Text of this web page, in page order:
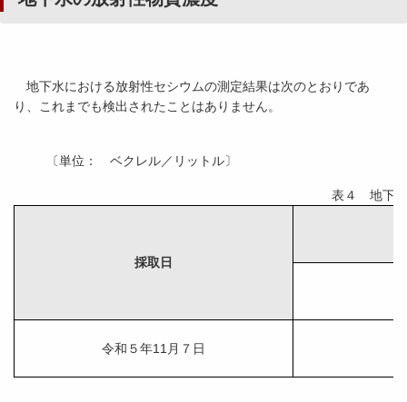
地下水における放射性セシウムの測定結果は次のとおりであ
り、これまでも検出されたことはありません。
〔単位： ベクレル／リットル〕
表４ 地下水
採取日
令和５年11月７日